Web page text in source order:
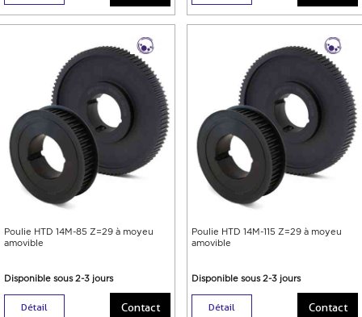
Poulie HTD 14M-85 Z=29 à moyeu
amovible
Disponible sous 2-3 jours
Détail Contact
Poulie HTD 14M-115 Z=29 à moyeu
amovible
Disponible sous 2-3 jours
Détail Contact